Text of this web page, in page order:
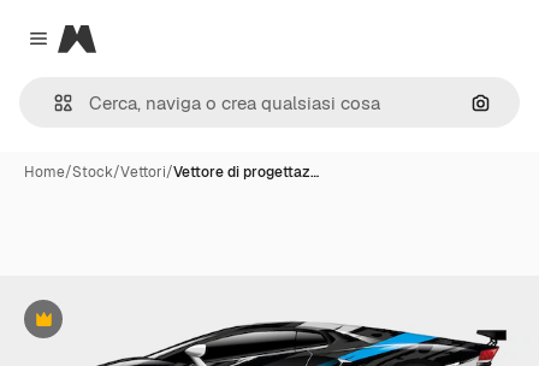
Close menu
Magnific
Cerca
Home/Stock/Vettori/Vettore di progettaz…
Premium